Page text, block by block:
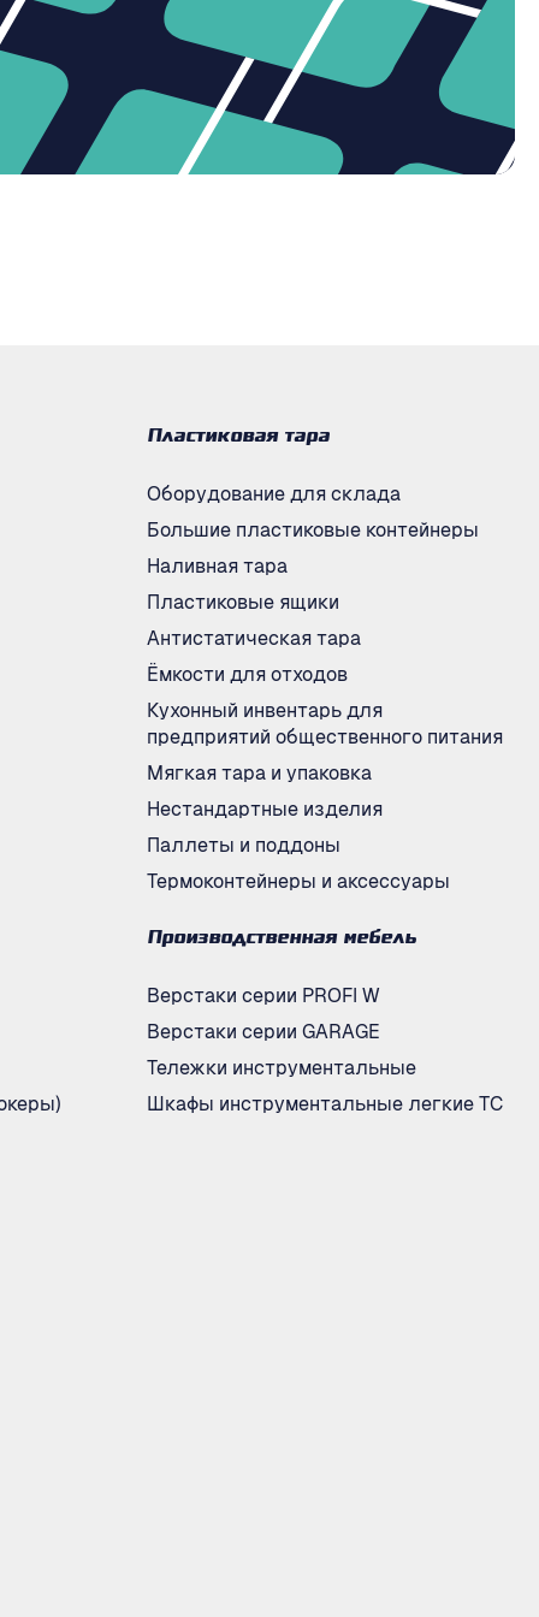
Пластиковая тара
Оборудование для склада
Большие пластиковые контейнеры
Наливная тара
Пластиковые ящики
Антистатическая тара
Ёмкости для отходов
Кухонный инвентарь для
предприятий общественного питания
Мягкая тара и упаковка
Нестандартные изделия
Паллеты и поддоны
Термоконтейнеры и аксессуары
Производственная мебель
Верстаки серии PROFI W
Верстаки серии GARAGE
Тележки инструментальные
Шкафы инструментальные легкие ТС